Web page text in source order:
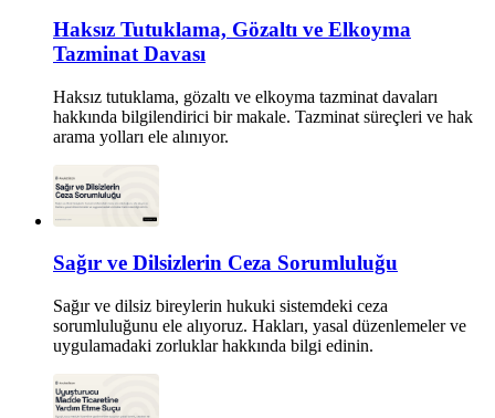
Haksız Tutuklama, Gözaltı ve Elkoyma
Tazminat Davası
Haksız tutuklama, gözaltı ve elkoyma tazminat davaları
hakkında bilgilendirici bir makale. Tazminat süreçleri ve hak
arama yolları ele alınıyor.
Sağır ve Dilsizlerin Ceza Sorumluluğu
Sağır ve dilsiz bireylerin hukuki sistemdeki ceza
sorumluluğunu ele alıyoruz. Hakları, yasal düzenlemeler ve
uygulamadaki zorluklar hakkında bilgi edinin.